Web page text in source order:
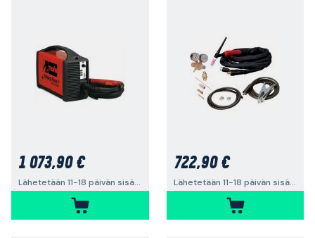
1 073,90 €
Lähetetään 11-18 päivän sisällä
722,90 €
Lähetetään 11-18 päivän sisällä